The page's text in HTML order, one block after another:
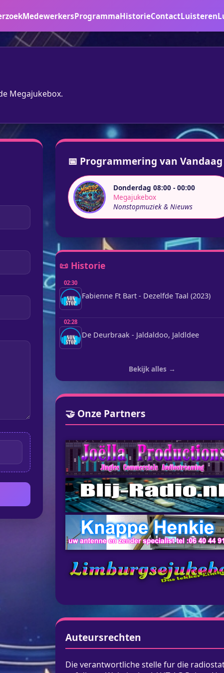
MedewerkersProgrammaHistorieContactLuisteren
Megajukebox.
📅 Programmering van Vandaag
Donderdag 08:00 - 00:00
Megajukebox
Nonstopmuziek & Nieuws
📜 Historie
02:30
Fabienne Ft Bart - Dezelfde Taal (2023)
02:28
De Deurbraak - Jaldaldoo, Jaldldee
Bekijk alles →
🤝 Onze Partners
Auteursrechten
Die verantwortliche stelle fur die